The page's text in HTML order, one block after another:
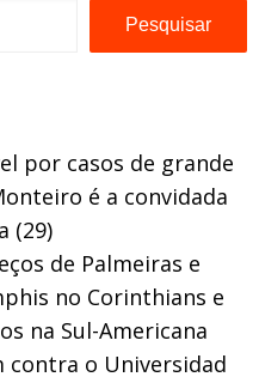
Pesquisar
por casos de grande
é a convidada
(29)
de Palmeiras e
no Corinthians e
na Sul-Americana
contra o Universidad